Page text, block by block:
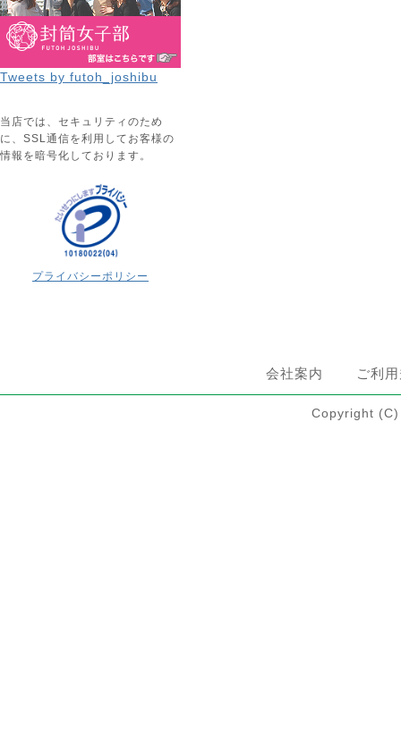
Tweets by futoh_joshibu
当店では、セキュリティのため
に、SSL通信を利用してお客様の
情報を暗号化しております。
プライバシーポリシー
会社案内 ご利
Copyright